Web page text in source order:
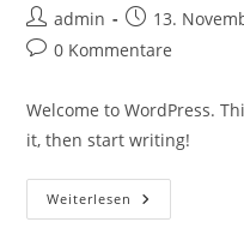
Beitrags-
Autor:
admin
Beitrag
veröffentlicht:
13.
Beitrags-
0 Kommentare
Welcome to WordPress.
it, then start writing!
Weiterlesen Hello
World!